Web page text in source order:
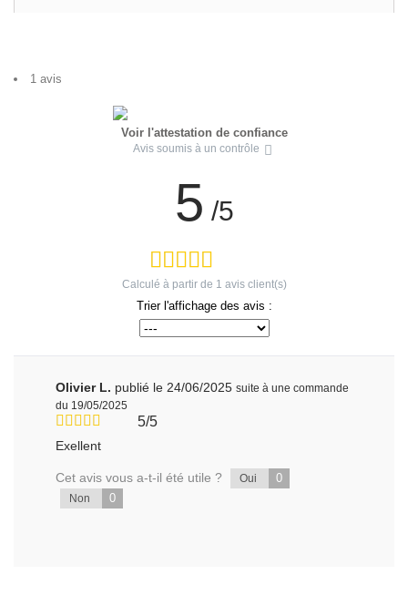
1 avis
Voir l'attestation de confiance
Avis soumis à un contrôle
5 /5
Calculé à partir de 1 avis client(s)
Trier l'affichage des avis :
Olivier L. publié le 24/06/2025 suite à une commande
du 19/05/2025
5/5
Exellent
Cet avis vous a-t-il été utile ? Oui 0
Non 0